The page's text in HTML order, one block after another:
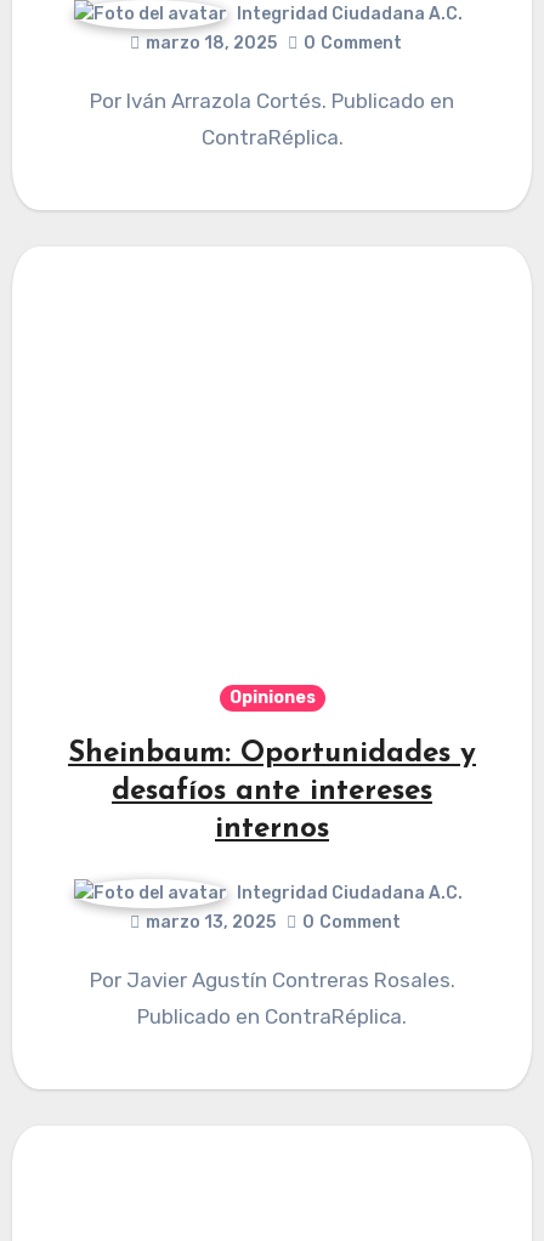
Integridad Ciudadana A.C.
marzo 18, 2025
0 Comment
Por Iván Arrazola Cortés. Publicado en
ContraRéplica.
Opiniones
Sheinbaum: Oportunidades y
desafíos ante intereses
internos
Integridad Ciudadana A.C.
marzo 13, 2025
0 Comment
Por Javier Agustín Contreras Rosales.
Publicado en ContraRéplica.